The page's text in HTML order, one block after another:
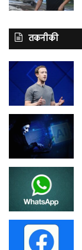
तकनीकी